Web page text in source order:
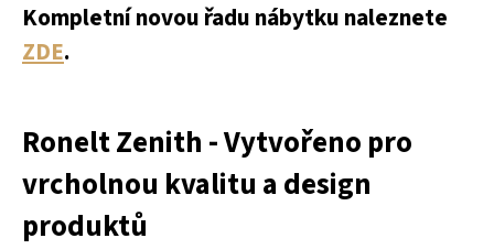
Kompletní novou řadu nábytku naleznete
ZDE.
RoneltZenith - Vytvořeno pro
vrcholnou kvalitu a design
produktů